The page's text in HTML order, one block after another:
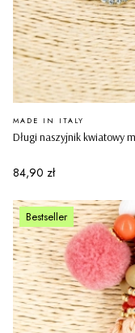
Długi naszyjnik kwiatowy
PRODUCENT
MADE IN ITALY
Cena
84,90 zł
Bestseller